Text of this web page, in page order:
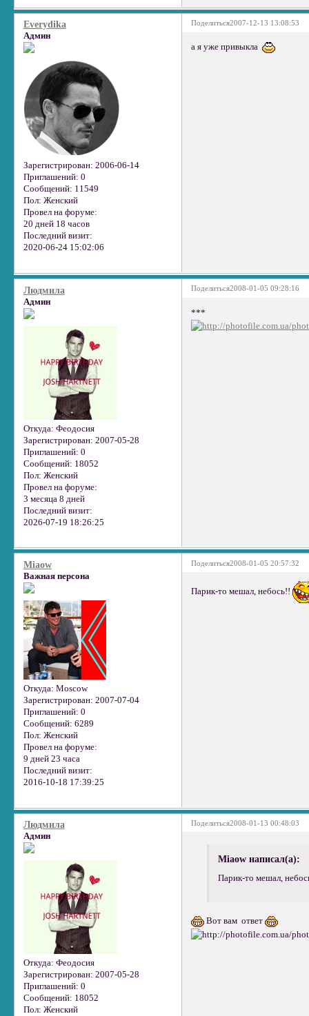
Поделиться2007-12-13 13:08:53
Everydika
Админ
Зарегистрирован: 2006-06-14
Приглашений: 0
Сообщений: 11549
Пол: Женский
Провел на форуме:
20 дней 18 часов
Последний визит:
2020-06-24 15:02:06
а я уже привыкла
Поделиться2008-01-05 09:28:16
Людмила
Админ
Откуда: Феодосия
Зарегистрирован: 2007-05-28
Приглашений: 0
Сообщений: 18052
Пол: Женский
Провел на форуме:
3 месяца 8 дней
Последний визит:
2026-07-19 18:26:25
***
Поделиться2008-01-05 20:57:32
Miaow
Важная персона
Откуда: Moscow
Зарегистрирован: 2007-07-04
Приглашений: 0
Сообщений: 6289
Пол: Женский
Провел на форуме:
9 дней 23 часа
Последний визит:
2016-10-18 17:39:25
Парик-то мешал, небось!!
Поделиться2008-01-13 00:48:03
Людмила
Админ
Откуда: Феодосия
Зарегистрирован: 2007-05-28
Приглашений: 0
Сообщений: 18052
Пол: Женский
Miaow написал(а):
Парик-то мешал,
Вот вам ответ